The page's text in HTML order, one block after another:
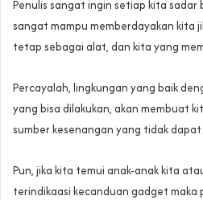
Penulis sangat ingin setiap kita sadar
sangat mampu memberdayakan kita
tetap sebagai alat, dan kita yang
Percayalah, lingkungan yang baik
yang bisa dilakukan, akan membuat
sumber kesenangan yang tidak
Pun, jika kita temui anak-anak kita
terindikaasi kecanduan gadget maka